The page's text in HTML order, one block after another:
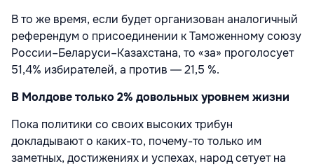
В то же время, если будет организован аналогичный
референдум о присоединении к Таможенному союзу
России–Беларуси–Казахстана, то «за» проголосует
51,4% избирателей, а против ― 21,5 %.
В Молдове только 2% довольных уровнем жизни
Пока политики со своих высоких трибун
докладывают о каких-то, почему-то только им
заметных, достижениях и успехах, народ сетует на